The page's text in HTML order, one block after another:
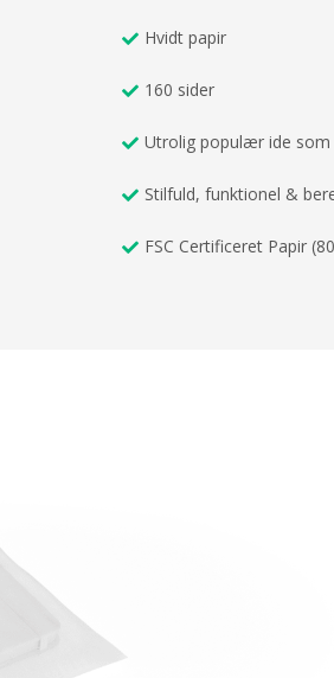
Hvidt papir
160 sider
Utrolig populær ide som
Stilfuld, funktionel &
FSC Certificeret Papir